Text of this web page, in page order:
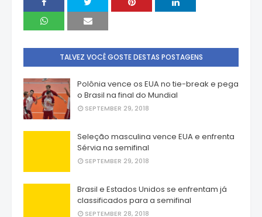
TALVEZ VOCÊ GOSTE DESTAS POSTAGENS
Polônia vence os EUA no tie-break e pega
o Brasil na final do Mundial
SEPTEMBER 29, 2018
Seleção masculina vence EUA e enfrenta
Sérvia na semifinal
SEPTEMBER 29, 2018
Brasil e Estados Unidos se enfrentam já
classificados para a semifinal
SEPTEMBER 28, 2018